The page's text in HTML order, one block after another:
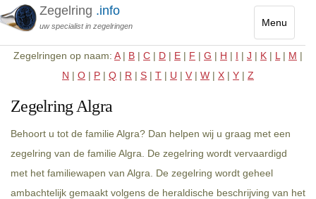
Menu
Toggle
Zegelring .info
uw specialist in zegelringen
Zegelringen op naam: A| B | C | D | E | F | G | H | I | J | K | L | M |
N | O | P | Q | R | S | T | U | V | W | X | Y | Z
Zegelring Algra
Behoort u tot de familie Algra? Dan helpen wij u graag met een
zegelring van de familie Algra. De zegelring wordt vervaardigd
met het familiewapen van Algra. De zegelring wordt geheel
ambachtelijk gemaakt volgens de heraldische beschrijving van het